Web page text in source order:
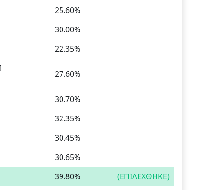
25.60%
30.00%
22.35%
27.60%
30.70%
32.35%
30.45%
30.65%
39.80%
(ΕΠΙΛΕΧΘΗΚΕ)